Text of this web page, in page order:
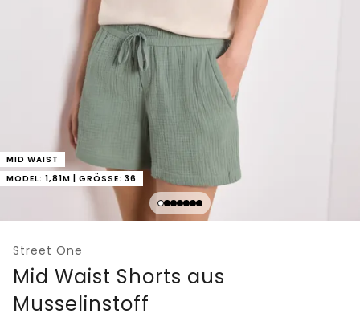
MID WAIST
MODEL: 1,81M | GRÖSSE: 36
Street One
Mid Waist Shorts aus
Musselinstoff